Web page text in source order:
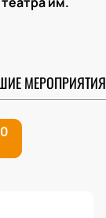
МЕРОПРИЯТИЯ